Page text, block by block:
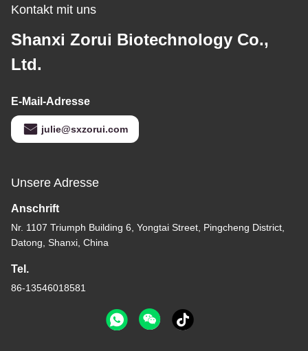
Kontakt mit uns
Shanxi Zorui Biotechnology Co.,
Ltd.
E-Mail-Adresse
julie@sxzorui.com
Unsere Adresse
Anschrift
Nr. 1107 Triumph Building 6, Yongtai Street, Pingcheng District,
Datong, Shanxi, China
Tel.
86-13546018581